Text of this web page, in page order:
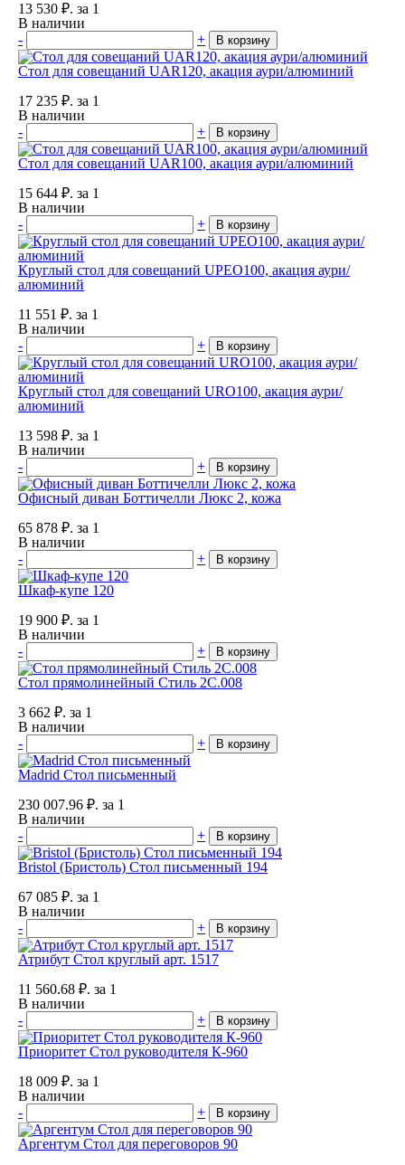
13 530 ₽. за 1
В наличии
-
+ В корзину
Стол для совещаний UAR120, акация аури/алюминий
17 235 ₽. за 1
В наличии
-
+ В корзину
Стол для совещаний UAR100, акация аури/алюминий
15 644 ₽. за 1
В наличии
-
+ В корзину
Круглый стол для совещаний UPEO100, акация аури/
алюминий
11 551 ₽. за 1
В наличии
-
+ В корзину
Круглый стол для совещаний URO100, акация аури/
алюминий
13 598 ₽. за 1
В наличии
-
+ В корзину
Офисный диван Боттичелли Люкс 2, кожа
65 878 ₽. за 1
В наличии
-
+ В корзину
Шкаф-купе 120
19 900 ₽. за 1
В наличии
-
+ В корзину
Стол прямолинейный Стиль 2С.008
3 662 ₽. за 1
В наличии
-
+ В корзину
Madrid Стол письменный
230 007.96 ₽. за 1
В наличии
-
+ В корзину
Bristol (Бристоль) Стол письменный 194
67 085 ₽. за 1
В наличии
-
+ В корзину
Атрибут Стол круглый арт. 1517
11 560.68 ₽. за 1
В наличии
-
+ В корзину
Приоритет Стол руководителя К-960
18 009 ₽. за 1
В наличии
-
+ В корзину
Аргентум Стол для переговоров 90